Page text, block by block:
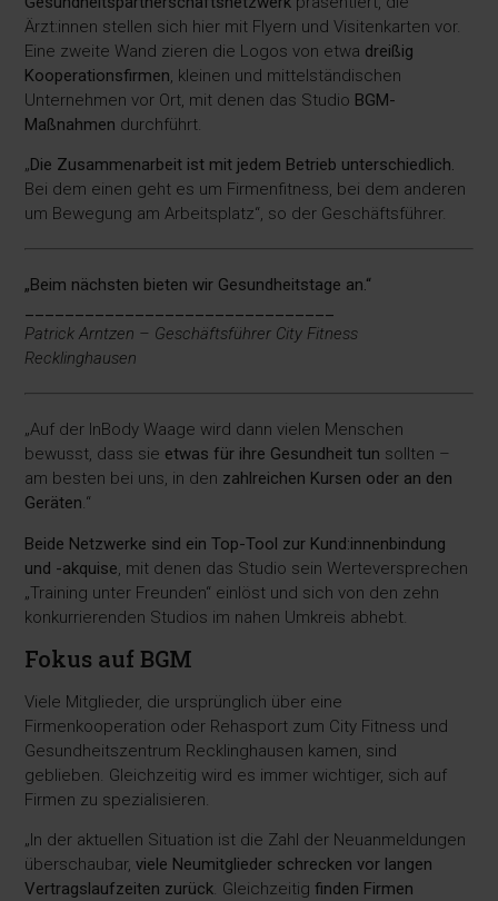
Ärzt:innen stellen sich hier mit Flyern und Visitenkarten vor.
Eine zweite Wand zieren die Logos von etwa dreißig
Kooperationsfirmen, kleinen und mittelständischen
Unternehmen vor Ort, mit denen das Studio BGM-
Maßnahmen durchführt.
„Die Zusammenarbeit ist mit jedem Betrieb unterschiedlich.
Bei dem einen geht es um Firmenfitness, bei dem anderen
um Bewegung am Arbeitsplatz“, so der Geschäftsführer.
„Beim nächsten bieten wir Gesundheitstage an.“
Patrick Arntzen – Geschäftsführer City Fitness
Recklinghausen
„Auf der InBody Waage wird dann vielen Menschen
bewusst, dass sie etwas für ihre Gesundheit tun sollten –
am besten bei uns, in den zahlreichen Kursen oder an den
Geräten.“
Beide Netzwerke sind ein Top-Tool zur Kund:innenbindung
und -akquise , mit denen das Studio sein Werteversprechen
„Training unter Freunden“ einlöst und sich von den zehn
konkurrierenden Studios im nahen Umkreis abhebt.
Fokus auf BGM
Viele Mitglieder, die ursprünglich über eine
Firmenkooperation oder Rehasport zum City Fitness und
Gesundheitszentrum Recklinghausen kamen, sind
geblieben. Gleichzeitig wird es immer wichtiger, sich auf
Firmen zu spezialisieren.
„In der aktuellen Situation ist die Zahl der Neuanmeldungen
überschaubar,viele Neumitglieder schrecken vor langen
Vertragslaufzeiten zurück. Gleichzeitigfinden Firmen